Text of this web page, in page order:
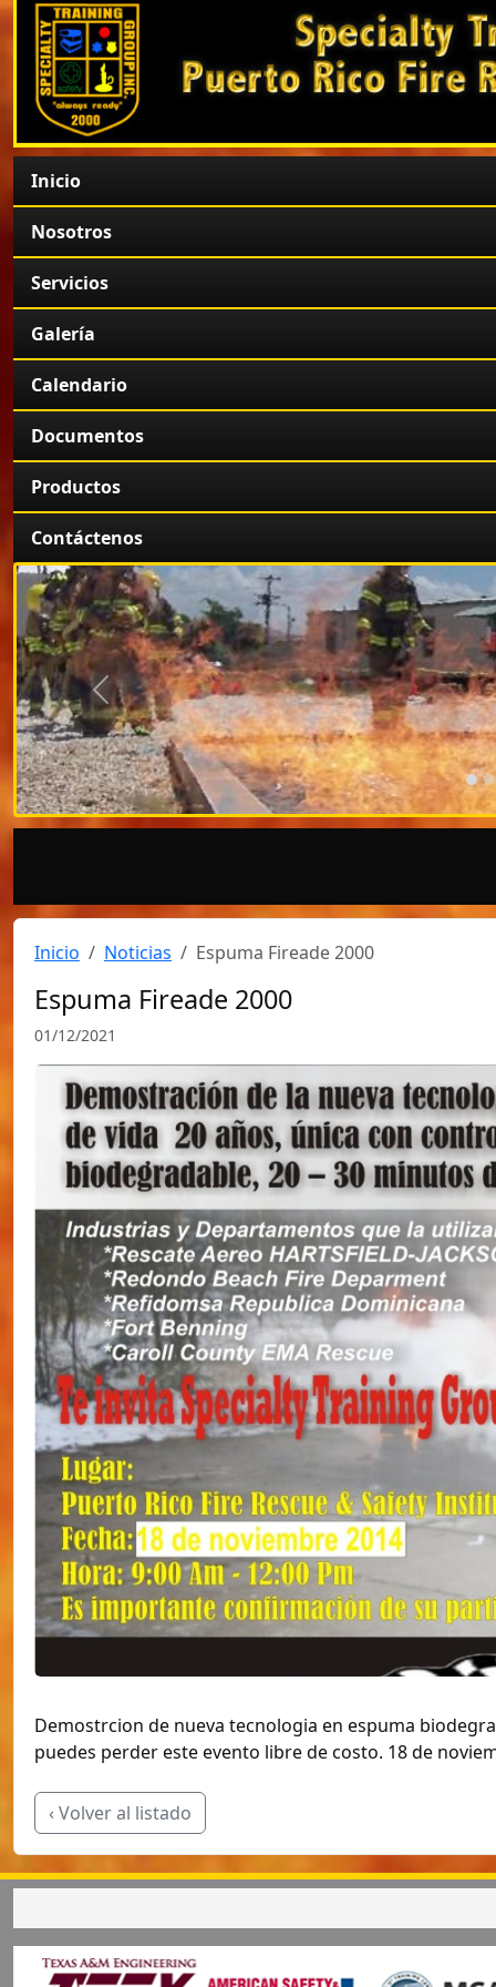
Inicio
Nosotros
Servicios
Galería
Calendario
Documentos
Productos
Contáctenos
Anterior
Inicio Noticias Espuma Fireade 2000
Espuma Fireade 2000
01/12/2021
Demostrcion de nueva tecnologia en espuma
puedes perder este evento libre de costo. 18 de
‹ Volver al listado